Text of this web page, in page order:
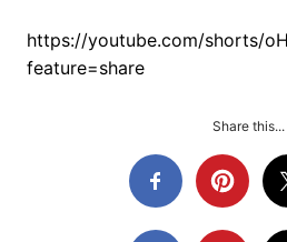
https://youtube.com/shorts/
feature=share
Share this...